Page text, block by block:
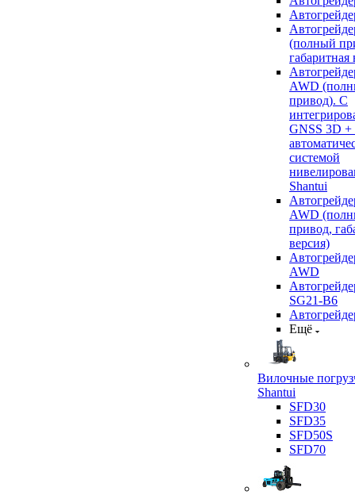
(полный
габаритная
AWD
привод). С
GNSS 3D +
системой
Shantui
AWD
привод,
версия)
AWD
SG21-B6
Ещё
Вилочные
Shantui
SFD30
SFD35
SFD50S
SFD70